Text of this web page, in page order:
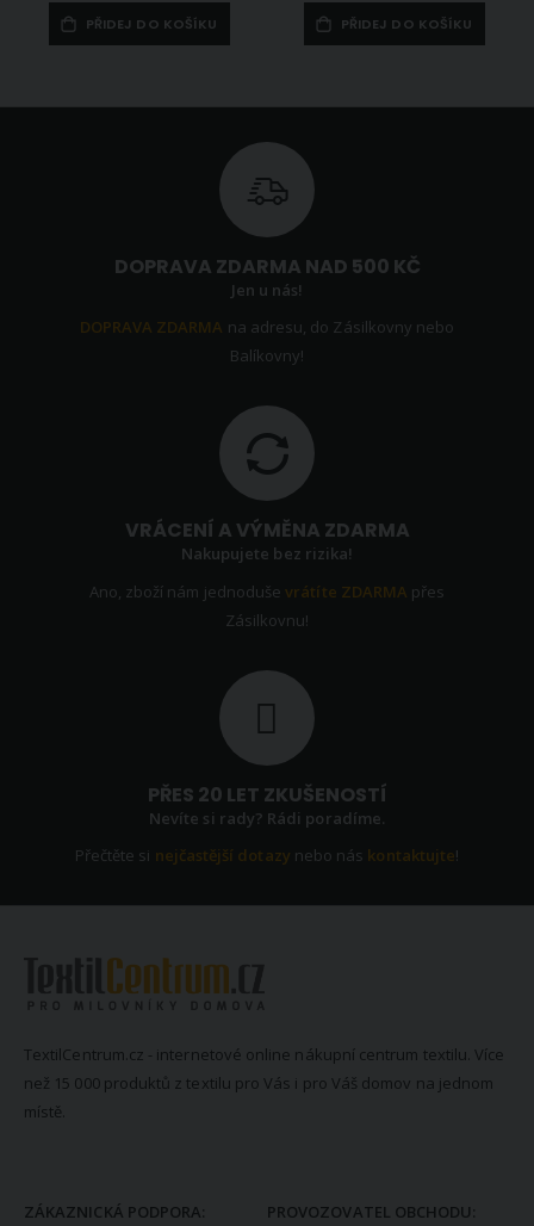
PŘIDEJ DO KOŠÍKU PŘIDEJ DO KOŠÍKU
DOPRAVA ZDARMA NAD 500 KČ
Jen u nás!
DOPRAVA ZDARMA na adresu, do Zásilkovny nebo
Balíkovny!
VRÁCENÍ A VÝMĚNA ZDARMA
Nakupujete bez rizika!
Ano, zboží nám jednoduševrátíte ZDARMA přes
Zásilkovnu!
PŘES 20 LET ZKUŠENOSTÍ
Nevíte si rady? Rádi poradíme.
Přečtěte si nejčastější dotazy nebo nás kontaktujte!
TextilCentrum.cz - internetové online nákupní centrum textilu. Více
než 15 000 produktů z textilu pro Vás i pro Váš domov na jednom
místě.
ZÁKAZNICKÁ PODPORA:
PROVOZOVATEL OBCHODU: